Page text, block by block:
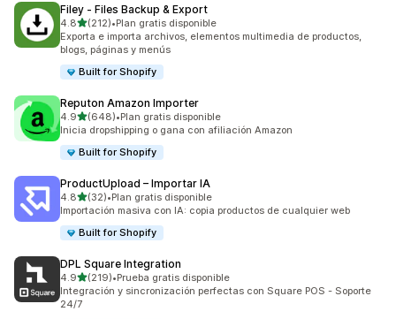
Filey ‑ Files Backup & Export
4.8de 5 estrellas
(212)
212 reseñas en total
•Plan gratis disponible
Exporta e importa archivos, elementos multimedia de productos,
blogs, páginas y menús
Built for Shopify
Reputon Amazon Importer
4.9de 5 estrellas
(648)
648 reseñas en total
•Plan gratis disponible
Inicia dropshipping o gana con afiliación Amazon
Built for Shopify
ProductUpload – Importar IA
4.8de 5 estrellas
(32)
32 reseñas en total
•Plan gratis disponible
Importación masiva con IA: copia productos de cualquier web
Built for Shopify
DPL Square Integration
4.9de 5 estrellas
(219)
219 reseñas en total
•Prueba gratis disponible
Integración y sincronización perfectas con Square POS - Soporte
24/7